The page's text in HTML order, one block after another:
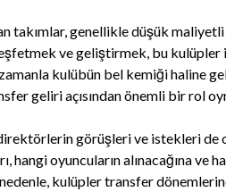
takımlar, genellikle düşük
ve geliştirmek, bu
kulübün bel kemiği haline
geliri açısından önemli bir rol
görüşleri ve istekleri de
hangi oyuncuların alınacağına ve
kulüpler transfer